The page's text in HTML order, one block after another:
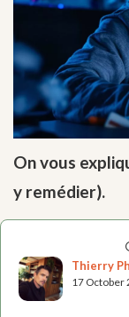
On vous
y remédier).
Thierry
17 October